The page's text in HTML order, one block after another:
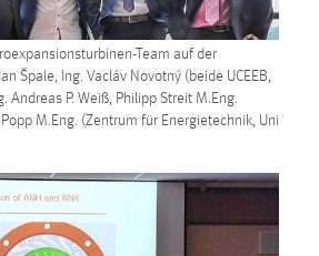
Team auf der
Špale, Ing. Vacláv Novotný (beide UCEEB,
Andreas P. Weiß, Philipp Streit M.Eng.
M.Eng. (Zentrum für Energietechnik, Uni
wird in diesem Cookie
eingeloggt ist.
die gewählte Sprache der Website.